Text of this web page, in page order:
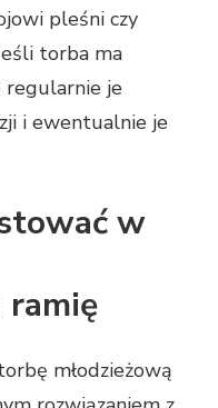
pleśni czy
torba ma
je
i ewentualnie je
w
ramię
młodzieżową